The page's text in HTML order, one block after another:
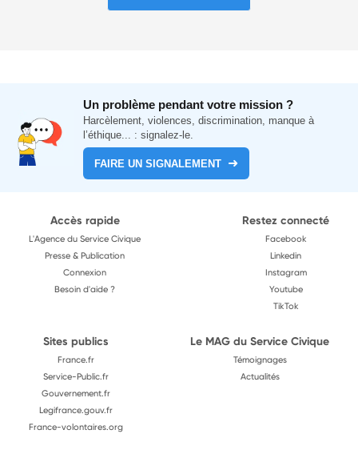
Un problème pendant votre mission ?
Harcèlement, violences, discrimination, manque à
l’éthique... : signalez-le.
FAIRE UN SIGNALEMENT
Accès rapide
L'Agence du Service Civique
Presse & Publication
Connexion
Besoin d'aide ?
Restez connecté
Facebook
Linkedin
Instagram
Youtube
TikTok
Sites publics
France.fr
Service-Public.fr
Gouvernement.fr
Legifrance.gouv.fr
France-volontaires.org
Le MAG du Service Civique
Témoignages
Actualités